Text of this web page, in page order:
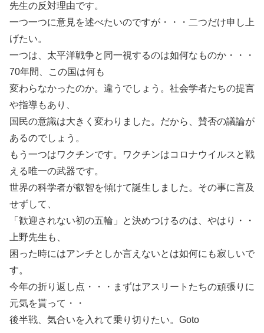
先生の反対理由です。
一つ一つに意見を述べたいのですが・・・二つだけ申し上
げたい。
一つは、太平洋戦争と同一視するのは如何なものか・・・
70年間、この国は何も
変わらなかったのか。違うでしょう。社会学者たちの提言
や指導もあり、
国民の意識は大きく変わりました。だから、賛否の議論が
あるのでしょう。
もう一つはワクチンです。ワクチンはコロナウイルスと戦
える唯一の武器です。
世界の科学者が叡智を傾けて誕生しました。その事に言及
せずして、
「歓迎されない初の五輪」と決めつけるのは、やはり・・
上野先生も、
困った時にはアンチとしか言えないとは如何にも寂しいで
す。
今年の折り返し点・・・まずはアスリートたちの頑張りに
元気を貰って・・
後半戦、気合いを入れて乗り切りたい。Goto